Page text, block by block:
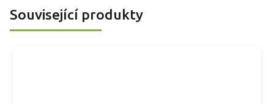
Související produkty